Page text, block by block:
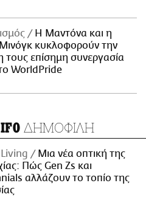
Η Μαντόνα και η
Μινόγκ κυκλοφορούν την
τους επίσημη συνεργασία
WorldPride
ΔΗΜΟΦΙΛΗ
Μια νέα οπτική της
Πώς Gen Zs και
αλλάζουν το τοπίο της